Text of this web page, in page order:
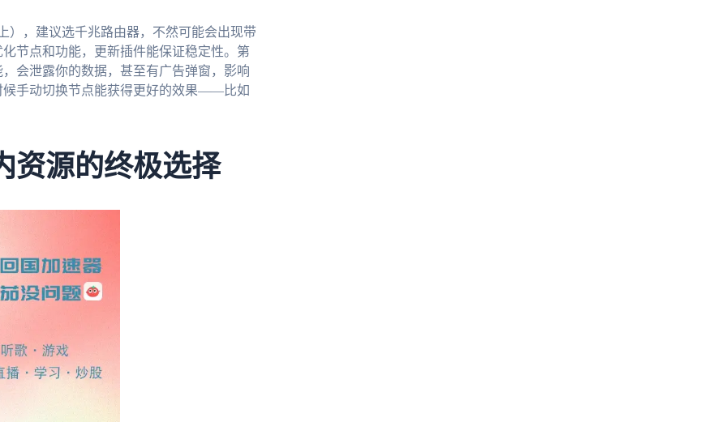
），建议选千兆路由器，不然可能会出现带
节点和功能，更新插件能保证稳定性。第
会泄露你的数据，甚至有广告弹窗，影响
候手动切换节点能获得更好的效果——比如
资源的终极选择